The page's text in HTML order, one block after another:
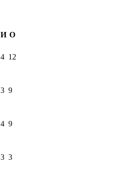
И О
4 12
3 9
4 9
3 3